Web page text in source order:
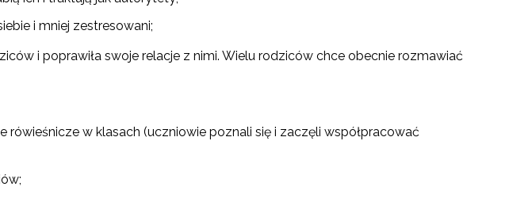
i mniej zestresowani;
i poprawiła swoje relacje z nimi. Wielu rodziców chce obecnie rozmawiać
rówieśnicze w klasach (uczniowie poznali się i zaczęli współpracować